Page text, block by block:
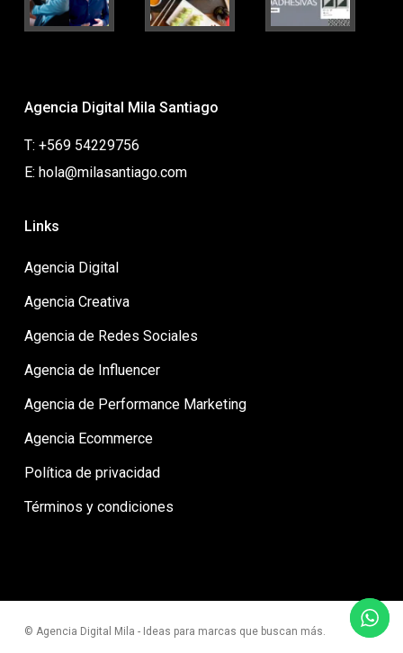
Agencia Digital Mila Santiago
T: +569 54229756
E: hola@milasantiago.com
Links
Agencia Digital
Agencia Creativa
Agencia de Redes Sociales
Agencia de Influencer
Agencia de Performance Marketing
Agencia Ecommerce
Política de privacidad
Términos y condiciones
© Agencia Digital Mila - Ideas para marcas que buscan más.